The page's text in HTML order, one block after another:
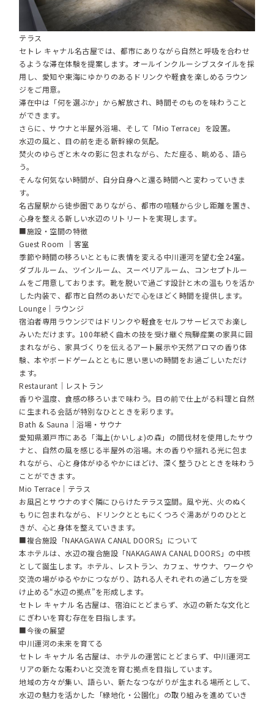
テラス
セトレ キャナル名古屋では、都市にありながら自然と呼吸を合わせ
るような滞在体験を提案します。オールインクルーシブスタイルを採
用し、愛知や東海にゆかりのあるドリンクや軽食を楽しめるラウン
ジをご用意。
滞在中は「何を選ぶか」から解放され、時間そのものを味わうこと
ができます。
さらに、サウナと半屋外浴場、そして「Mio Terrace」を設置。
水辺の風と、目の前を走る新幹線の気配。
焚火のゆらぎと木々の影に包まれながら、ただ座る、眺める、語ら
う。
そんな何気ない時間が、自分自身へと還る時間へと変わっていきま
す。
名古屋駅から徒歩圏でありながら、都市の喧騒から少し距離を置き、
心身を整える新しい水辺のリトリートを実現します。
■施設・空間の特徴
Guest Room ｜客室
季節や時間の移ろいとともに表情を変える中川運河を望む全24室。
ダブルルーム、ツインルーム、スーペリアルーム、コンセプトルー
ムをご用意しております。靴を脱いで過ごす設計と木の温もりを活か
した内装で、都市と自然のあいだで心をほどく時間を提供します。
Lounge｜ラウンジ
宿泊者専用ラウンジではドリンクや軽食をセルフサービスでお楽し
みいただけます。100年続く曲木の技を受け継ぐ飛騨産業の家具に囲
まれながら、家具づくりを伝えるアート展示や天然アロマの香り体
験、本やボードゲームとともに思い思いの時間をお過ごしいただけ
ます。
Restaurant｜レストラン
香りや温度、食感の移ろいまで味わう。目の前で仕上がる料理と自然
に生まれる会話が特別なひとときを彩ります。
Bath & Sauna｜浴場・サウナ
愛知県瀬戸市にある「海上(かいしょ)の森」の間伐材を使用したサウ
ナと、自然の風を感じる半屋外の浴場。木の香りや揺れる光に包ま
れながら、心と身体がゆるやかにほどけ、深く整うひとときを味わう
ことができます。
Mio Terrace｜テラス
お風呂とサウナのすぐ隣にひらけたテラス空間。風や光、火のぬく
もりに包まれながら、ドリンクとともにくつろぐ湯あがりのひとと
きが、心と身体を整えていきます。
■複合施設「NAKAGAWA CANAL DOORS」について
本ホテルは、水辺の複合施設「NAKAGAWA CANAL DOORS」の中核
として誕生します。ホテル、レストラン、カフェ、サウナ、ワークや
交流の場がゆるやかにつながり、訪れる人それぞれの過ごし方を受
け止める“水辺の拠点”を形成します。
セトレ キャナル 名古屋は、宿泊にとどまらず、水辺の新たな文化と
にぎわいを育む存在を目指します。
■今後の展望
中川運河の未来を育てる
セトレ キャナル 名古屋は、ホテルの運営にとどまらず、中川運河エ
リアの新たな賑わいと交流を育む拠点を目指しています。
地域の方々が集い、語らい、新たなつながりが生まれる場所として、
水辺の魅力を活かした「緑地化・公園化」の取り組みを進めていき